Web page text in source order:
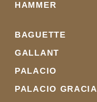
HAMMER
BAGUETTE
GALLANT
PALACIO
PALACIO GRACIA